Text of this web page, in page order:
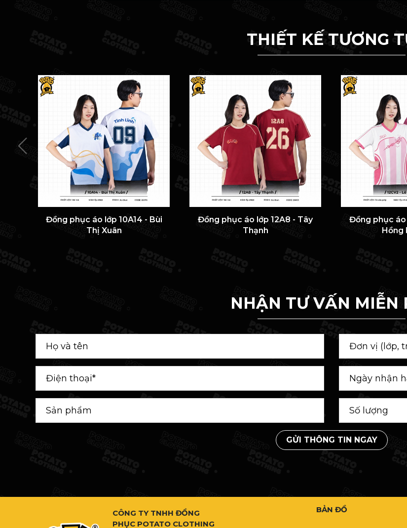
THIẾT KẾ TƯƠNG
Đồng phục áo lớp 10A14 - Bùi
Thị Xuân
Đồng phục áo lớp 12A8 - Tây
Thạnh
Đồng phục áo
Hồng
NHẬN TƯ VẤN MIỄN
GỬI THÔNG TIN NGAY
CÔNG TY TNHH ĐỒNG
PHỤC POTATO CLOTHING
BẢN ĐỒ